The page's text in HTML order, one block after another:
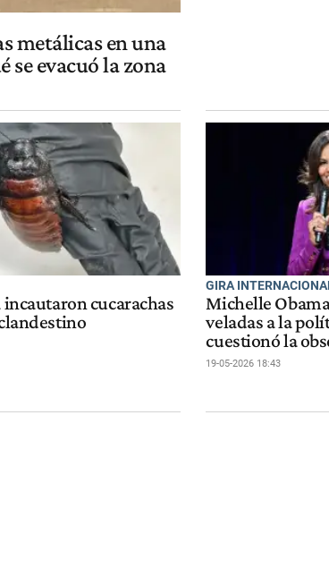
metálicas en una
se evacuó la zona
cucarachas
GIRA
Michelle
veladas a la
cuestionó la
19-05-2026 18:43